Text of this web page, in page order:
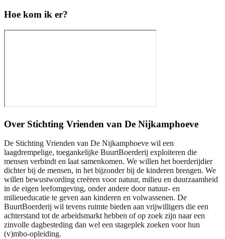
Hoe kom ik er?
Over Stichting Vrienden van De Nijkamphoeve
De Stichting Vrienden van De Nijkamphoeve wil een
laagdrempelige, toegankelijke BuurtBoerderij exploiteren die
mensen verbindt en laat samenkomen. We willen het boerderijdier
dichter bij de mensen, in het bijzonder bij de kinderen brengen. We
willen bewustwording creëren voor natuur, milieu en duurzaamheid
in de eigen leefomgeving, onder andere door natuur- en
milieueducatie te geven aan kinderen en volwassenen. De
BuurtBoerderij wil tevens ruimte bieden aan vrijwilligers die een
achterstand tot de arbeidsmarkt hebben of op zoek zijn naar een
zinvolle dagbesteding dan wel een stageplek zoeken voor hun
(v)mbo-opleiding.